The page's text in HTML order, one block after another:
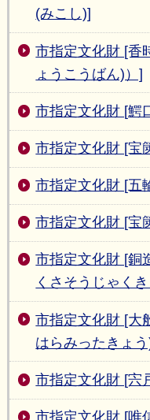
(みこし)]
市指定文化財 [香
ょうこうばん)）]
市指定文化財 [鰐
市指定文化財 [宝
市指定文化財 [五
市指定文化財 [宝
市指定文化財 [銅
くさそうじゃく
市指定文化財 [大
はらみったきょ
市指定文化財 [宍
市指定文化財 [唯